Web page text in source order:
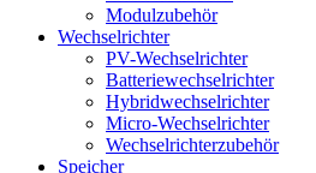
Modulzubehör
Wechselrichter
PV-Wechselrichter
Batteriewechselrichter
Hybridwechselrichter
Micro-Wechselrichter
Wechselrichterzubehör
Speicher